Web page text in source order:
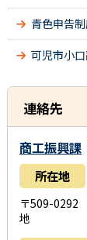
青色申告
可児市小
連絡先
商工振興課
所在地
〒509-0292
地